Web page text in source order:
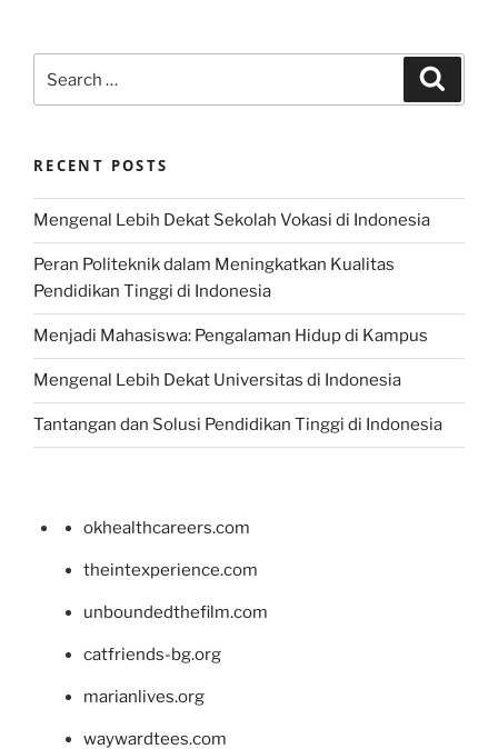
for:
RECENT POSTS
Mengenal Lebih Dekat Sekolah Vokasi di Indonesia
Peran Politeknik dalam Meningkatkan Kualitas
Pendidikan Tinggi di Indonesia
Menjadi Mahasiswa: Pengalaman Hidup di Kampus
Mengenal Lebih Dekat Universitas di Indonesia
Tantangan dan Solusi Pendidikan Tinggi di Indonesia
okhealthcareers.com
theintexperience.com
unboundedthefilm.com
catfriends-bg.org
marianlives.org
waywardtees.com